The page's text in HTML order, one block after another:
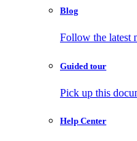
Blog
Follow the latest
Guided tour
Pick up this
Help Center